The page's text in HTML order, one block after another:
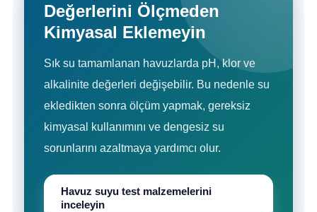
Değerlerini Ölçmeden
Kimyasal Eklemeyin
Sık su tamamlanan havuzlarda pH, klor ve
alkalinite değerleri değişebilir. Bu nedenle su
ekledikten sonra ölçüm yapmak, gereksiz
kimyasal kullanımını ve dengesiz su
sorunlarını azaltmaya yardımcı olur.
Havuz suyu test malzemelerini
inceleyin